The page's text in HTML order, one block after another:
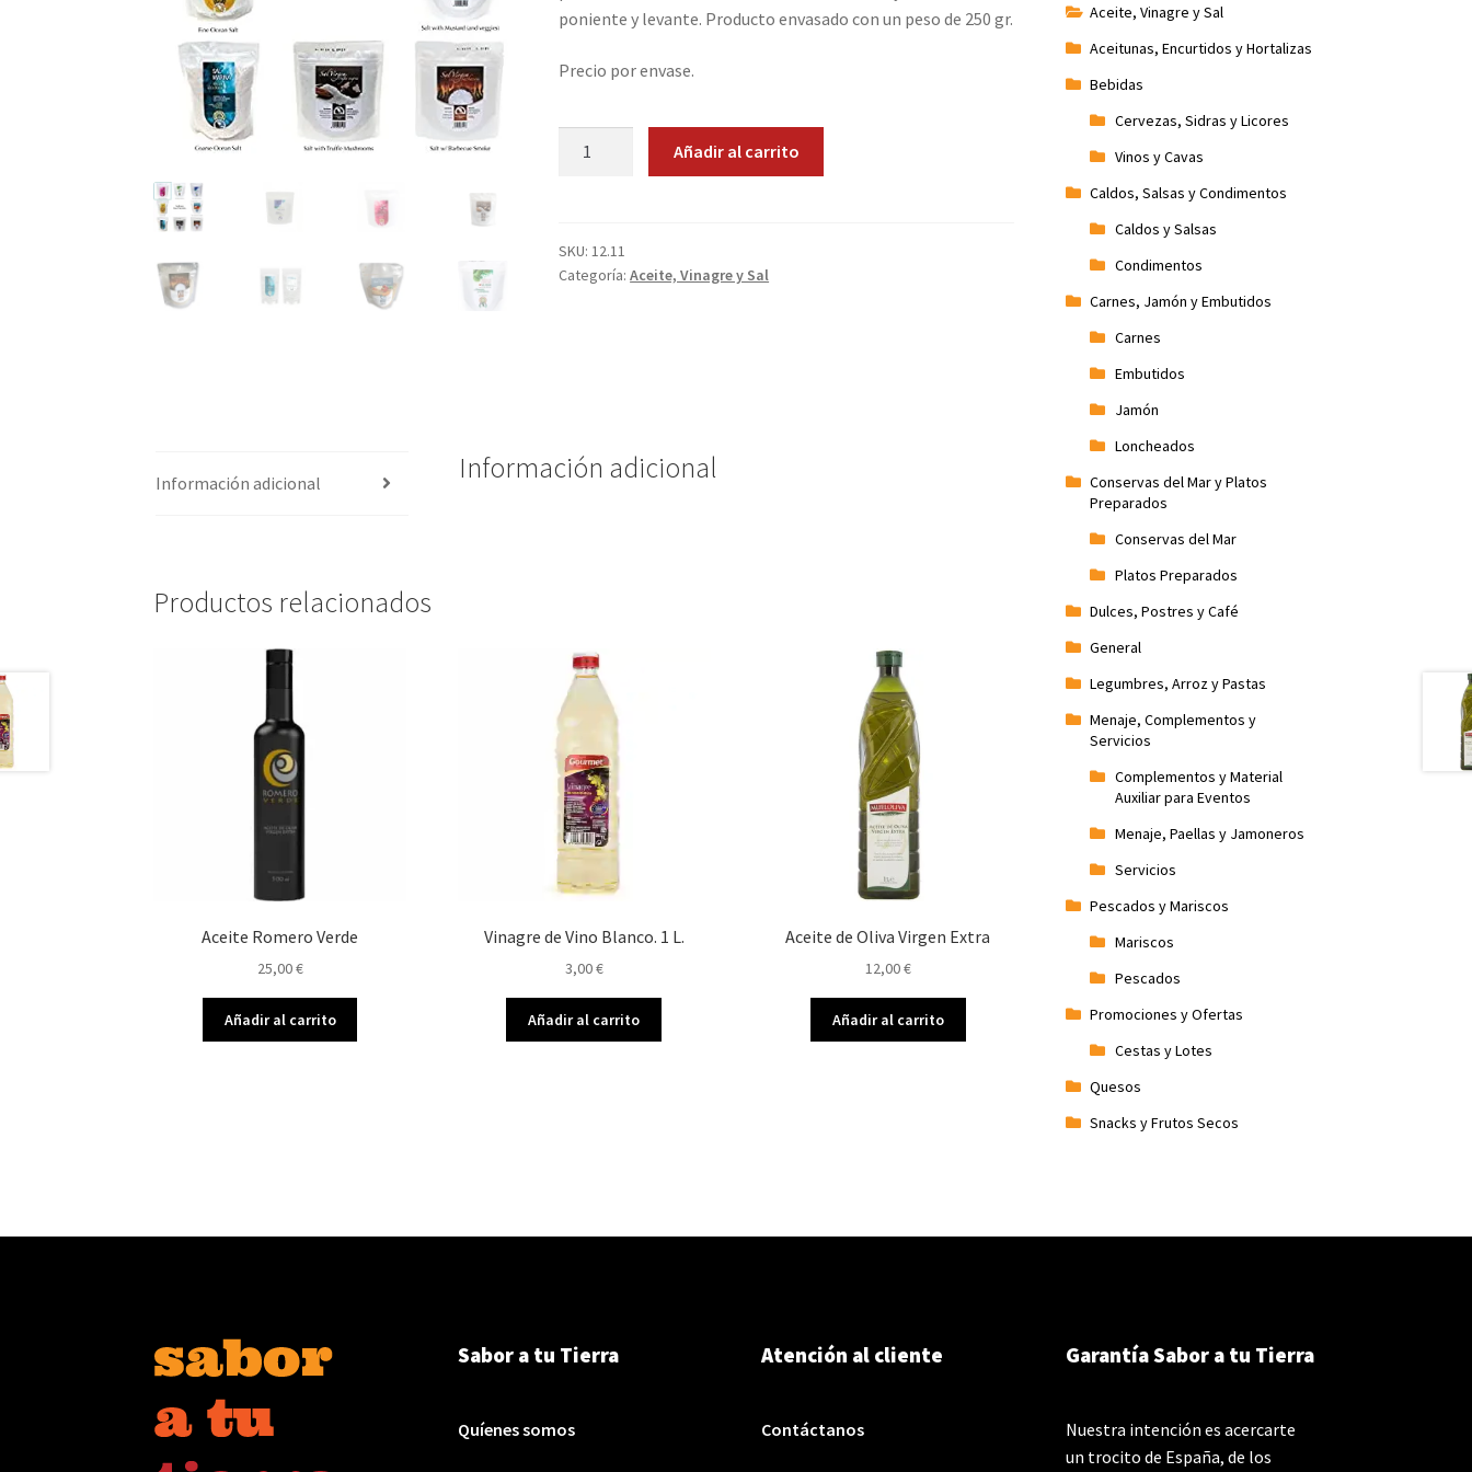
poniente y levante. Producto envasado con un peso de 250 gr.
Precio por envase.
cantidad
Añadir al carrito
SKU:12.11
Categoría:Aceite, Vinagre y Sal
Información adicional Información adicional
Productos relacionados
Aceite Romero Verde
25,00€
Añadir al carrito
Vinagre de Vino Blanco. 1 L.
3,00€
Añadir al carrito
Aceite de Oliva Virgen Extra
12,00€
Añadir al carrito
Aceite, Vinagre y Sal
Aceitunas, Encurtidos y Hortalizas
Bebidas
Cervezas, Sidras y Licores
Vinos y Cavas
Caldos, Salsas y Condimentos
Caldos y Salsas
Condimentos
Carnes, Jamón y Embutidos
Carnes
Embutidos
Jamón
Loncheados
Conservas del Mar y Platos
Preparados
Conservas del Mar
Platos Preparados
Dulces, Postres y Café
General
Legumbres, Arroz y Pastas
Menaje, Complementos y
Servicios
Complementos y Material
Auxiliar para Eventos
Menaje, Paellas y Jamoneros
Servicios
Pescados y Mariscos
Mariscos
Pescados
Promociones y Ofertas
Cestas y Lotes
Quesos
Snacks y Frutos Secos
Sabor a tu Tierra
Quíenes somos
Atención al cliente
Contáctanos
Garantía Sabor a tu Tierra
Nuestra intención es acercarte
un trocito de España, de los